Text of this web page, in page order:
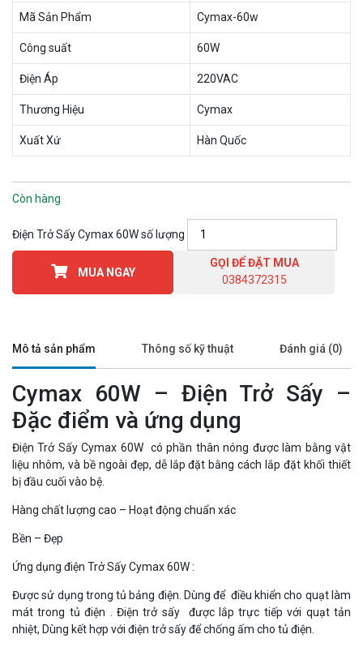
Mã Sản Phẩm Cymax-60w
Công suất 60W
Điện Áp 220VAC
Thương Hiệu Cymax
Xuất Xứ Hàn Quốc
Còn hàng
Điện Trở Sấy Cymax 60W số lượng
MUA NGAY
GỌI ĐỂ ĐẶT MUA
0384372315
Mô tả sản phẩm Thông số kỹ thuật Đánh giá (0)
Cymax 60W – Điện Trở Sấy –
Đặc điểm và ứng dụng
Điện Trở Sấy Cymax 60W có phần thân nóng được làm bằng vật
liệu nhôm, và bề ngoài đẹp, dễ lắp đặt bằng cách lắp đặt khối thiết
bị đầu cuối vào bệ.
Hàng chất lượng cao – Hoạt động chuẩn xác
Bền – Đẹp
Ứng dụng điện Trở Sấy Cymax 60W :
Được sử dụng trong tủ bảng điện. Dùng để điều khiển cho quạt làm
mát trong tủ điện . Điện trở sấy được lắp trực tiếp với quạt tản
nhiệt, Dùng kết hợp với điện trở sấy để chống ấm cho tủ điện.